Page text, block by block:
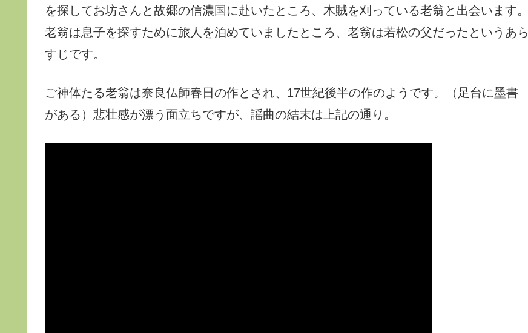
を探してお坊さんと故郷の信濃国に赴いたところ、木賊を刈っている老翁と出会います。
老翁は息子を探すために旅人を泊めていましたところ、老翁は若松の父だったというあら
すじです。
ご神体たる老翁は奈良仏師春日の作とされ、17世紀後半の作のようです。（足台に墨書
がある）悲壮感が漂う面立ちですが、謡曲の結末は上記の通り。